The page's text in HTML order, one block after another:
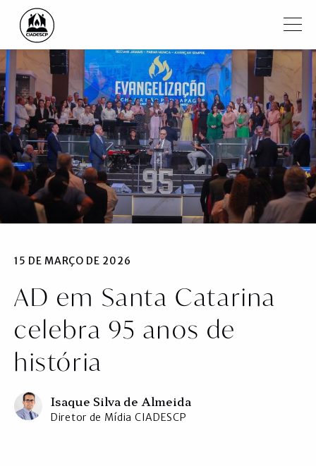
Pular para o conteúdo principal
Institucional
Regiões
Igrejas
Ministros
Notícias
Filtrar
15 DE MARÇO DE 2026
AD em Santa Catarina
celebra 95 anos de
história
Isaque Silva de Almeida
Diretor de Mídia CIADESCP